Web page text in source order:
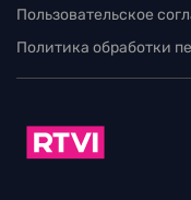
Пользовательское
Политика обработки